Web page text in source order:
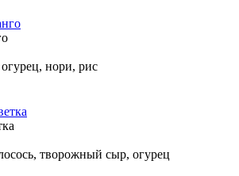
нори, рис
творожный сыр, огурец